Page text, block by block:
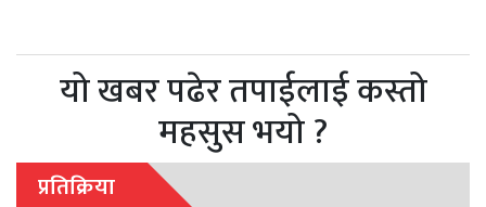
यो खबर पढेर तपाईलाई कस्तो
महसुस भयो ?
प्रतिक्रिया